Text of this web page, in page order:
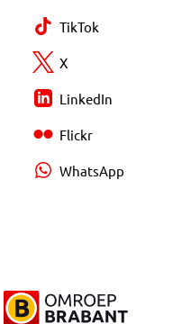
TikTok
X
LinkedIn
Flickr
WhatsApp